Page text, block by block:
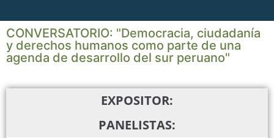
CONVERSATORIO: "Democracia, ciudadanía
y derechos humanos como parte de una
agenda de desarrollo del sur peruano"
EXPOSITOR:
PANELISTAS: